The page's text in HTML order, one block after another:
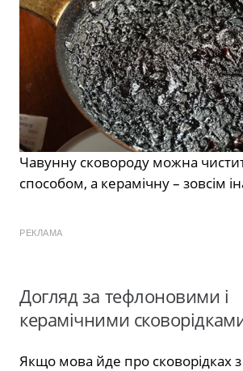
Чавунну сковороду можна
способом, а керамічну – зовсім
РЕКЛАМА
Догляд за тефлоновими і
керамічними
Якщо мова йде про сковорідках з